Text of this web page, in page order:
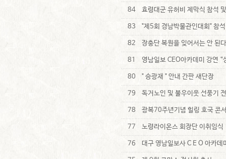
84 효령대군 유허비 제막식 참석
83 "제5회 경남박물관인대회" 참
82 장충단 복원을 잊어서는 안 된
81 영남일보 CEO아카데미 강연
80 " 승광재 " 안내 간판 새단장
79 독거노인 및 불우이웃 선풍기
78 광복70주년기념 힐링 호국 콘
77 노령라이온스 회장단 이취임식
76 대구 영남일보사 C E O 아카데